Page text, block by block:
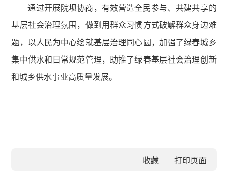
通过开展院坝协商，有效营造全民参与、共建共享的
基层社会治理氛围，做到用群众习惯方式破解群众身边难
题，以人民为中心绘就基层治理同心圆，加强了绿春城乡
集中供水和日常规范管理，助推了绿春基层社会治理创新
和城乡供水事业高质量发展。
收藏